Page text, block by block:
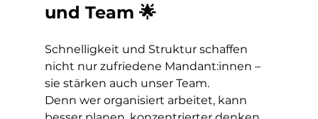
und Team 🌟
Schnelligkeit und Struktur schaffen
nicht nur zufriedene Mandant:innen –
sie stärken auch unser Team.
Denn wer organisiert arbeitet, kann